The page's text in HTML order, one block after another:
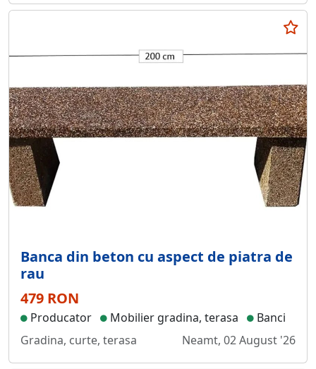
Banca din beton cu aspect de piatra de
rau
479 RON
Producator Mobilier gradina, terasa
Banci
Gradina, curte, terasa
Neamt, 02 August '26